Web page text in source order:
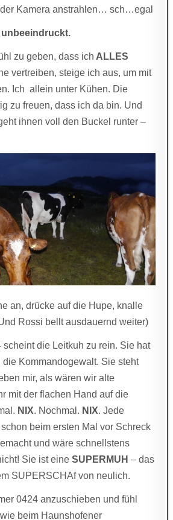
Kamera anstrahlen… sch…egal
zu geben, dass ich ALLES
vertreiben, steige ich aus, um mit
Ich allein unter Kühen. Die
zu freuen, dass ich da bin. Und
ihnen voll den Buckel runter –
an, drücke auf die Hupe, knalle
Rossi bellt ausdauernd weiter)
scheint die Leitkuh zu rein. Sie hat
die Kommandogewalt. Sie steht
mir, als wären wir alte
mit der flachen Hand auf die
NIX. Nochmal. NIX. Jede
beim ersten Mal vor Schreck
und wäre schnellstens
Sie ist eineSUPERMUH – das
SUPERSCHAf von neulich.
0424 anzuschieben und fühl
beim Haunshofener